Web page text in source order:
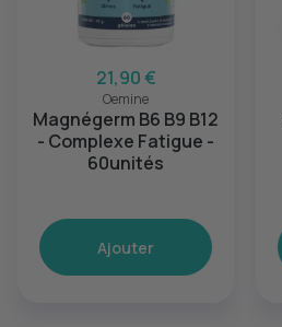
21,90 €
Oemine
Magnégerm B6 B9 B12
- Complexe Fatigue -
60unités
Ajouter